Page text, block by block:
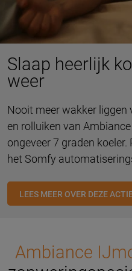
Slaap heerlijk
weer
Nooit meer wakker liggen
en rolluiken van
ongeveer 7 graden
het Somfy
LEES MEER OVER DEZE
Ambiance